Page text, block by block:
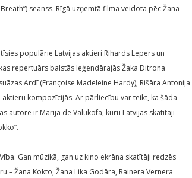
seanss. Rīgā uzņemtā filma veidota pēc Žana
populārie Latvijas aktieri Rihards Lepers un
repertuārs balstās leģendārajās Žaka Ditrona
Ardī (Françoise Madeleine Hardy), Rišāra Antonija
aktieru kompozīcijās. Ar pārliecību var teikt, ka šāda
autore ir Marija de Valukofa, kuru Latvijas skatītāji
Gan mūzikā, gan uz kino ekrāna skatītāji redzēs
Žana Kokto, Žana Lika Godāra, Rainera Vernera